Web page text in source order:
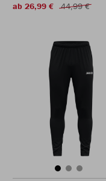
ab 26,99 €
44,99 €